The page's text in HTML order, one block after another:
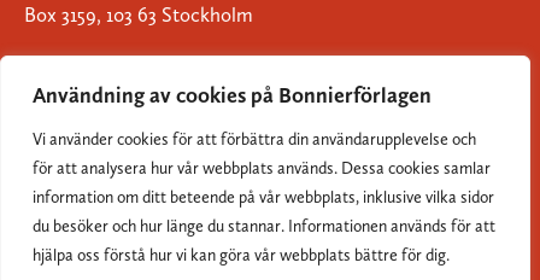
Användning av cookies på Bonnierförlagen
Vi använder cookies för att förbättra din användarupplevelse och
för att analysera hur vår webbplats används. Dessa cookies samlar
information om ditt beteende på vår webbplats, inklusive vilka sidor
du besöker och hur länge du stannar. Informationen används för att
hjälpa oss förstå hur vi kan göra vår webbplats bättre för dig.
Box 3159, 103 63 Stockholm
Om Bonnierförlagen
Cookies
Integritetspolicy